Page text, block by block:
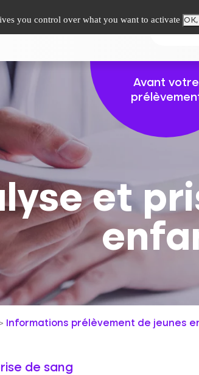
Avant votre
et
Informations prélèvement de jeunes
de sang
you control over what you want to activate